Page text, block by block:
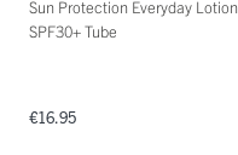
Sun Protection Everyday Lotion
SPF30+ Tube
€16.95